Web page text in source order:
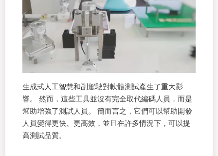
生成式人工智慧和副駕駛對軟體測試產生了重大影
響。 然而，這些工具並沒有完全取代編碼人員，而是
幫助增強了測試人員。 簡而言之，它們可以幫助開發
人員變得更快、更高效，並且在許多情況下，可以提
高測試品質。